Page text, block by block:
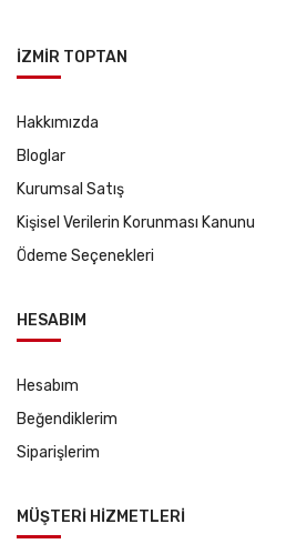
İZMİR TOPTAN
Hakkımızda
Bloglar
Kurumsal Satış
Kişisel Verilerin Korunması Kanunu
Ödeme Seçenekleri
HESABIM
Hesabım
Beğendiklerim
Siparişlerim
MÜŞTERİ HİZMETLERİ